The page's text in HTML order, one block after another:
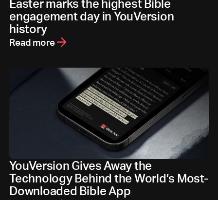
Easter marks the highest Bible
engagement day in YouVersion
history
Read more
YouVersion Gives Away the
Technology Behind the World’s Most-
Downloaded Bible App